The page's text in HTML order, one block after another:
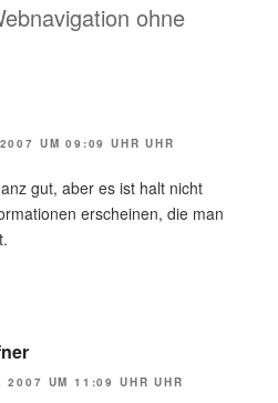
ohne
UM 09:09 UHR UHR
gut, aber es ist halt nicht
erscheinen, die man
2007 UM 11:09 UHR UHR